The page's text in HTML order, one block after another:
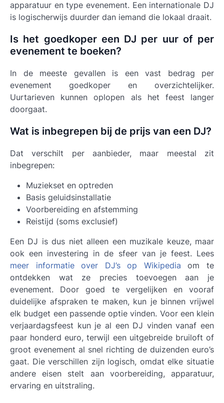
apparatuur en type evenement. Een internationale DJ
is logischerwijs duurder dan iemand die lokaal draait.
Is het goedkoper een DJ per uur of per
evenement te boeken?
In de meeste gevallen is een vast bedrag per
evenement goedkoper en overzichtelijker.
Uurtarieven kunnen oplopen als het feest langer
doorgaat.
Wat is inbegrepen bij de prijs van een DJ?
Dat verschilt per aanbieder, maar meestal zit
inbegrepen:
Muziekset en optreden
Basis geluidsinstallatie
Voorbereiding en afstemming
Reistijd (soms exclusief)
Een DJ is dus niet alleen een muzikale keuze, maar
ook een investering in de sfeer van je feest. Lees
meer informatie over DJ’s op Wikipedia om te
ontdekken wat ze precies toevoegen aan je
evenement. Door goed te vergelijken en vooraf
duidelijke afspraken te maken, kun je binnen vrijwel
elk budget een passende optie vinden. Voor een klein
verjaardagsfeest kun je al een DJ vinden vanaf een
paar honderd euro, terwijl een uitgebreide bruiloft of
groot evenement al snel richting de duizenden euro’s
gaat. Die verschillen zijn logisch, omdat elke situatie
andere eisen stelt aan voorbereiding, apparatuur,
ervaring en uitstraling.